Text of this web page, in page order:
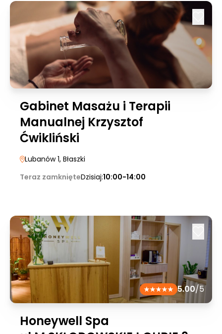
Gabinet Masażu i Terapii
Manualnej Krzysztof
Ćwikliński
Lubanów 1, Błaszki
Teraz zamknięteDzisiaj:10:00-14:00
5.00/5
Honeywell Spa